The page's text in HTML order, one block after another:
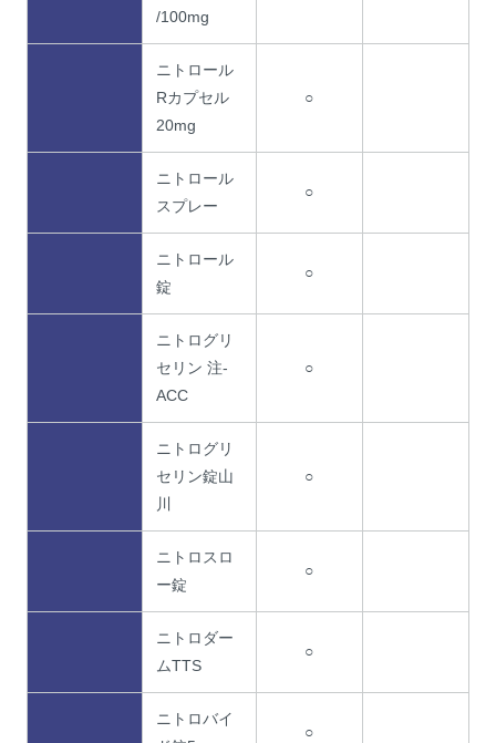
/100mg
ニトロール
Rカプセル
20mg
○
ニトロール
スプレー
○
ニトロール
錠
○
ニトログリ
セリン 注-
ACC
○
ニトログリ
セリン錠山
川
○
ニトロスロ
ー錠
○
ニトロダー
ムTTS
○
ニトロバイ
○